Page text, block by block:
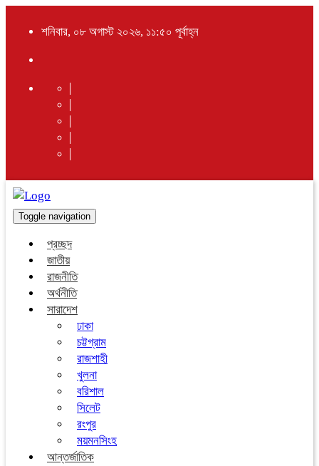
শনিবার, ০৮ অগাস্ট ২০২৬, ১১:৫০ পূর্বাহ্ন
Toggle navigation
প্রচ্ছদ
জাতীয়
রাজনীতি
অর্থনীতি
সারাদেশ
ঢাকা
চট্টগ্রাম
রাজশাহী
খুলনা
বরিশাল
সিলেট
রংপুর
ময়মনসিংহ
আন্তর্জাতিক